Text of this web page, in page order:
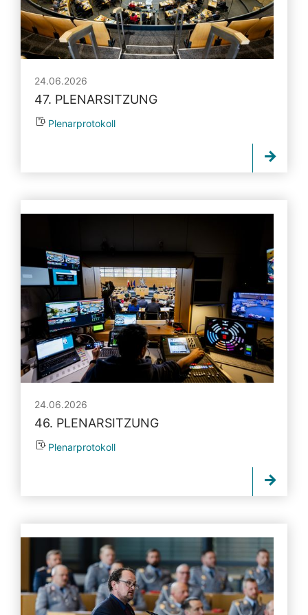
24.06.2026
47. PLENARSITZUNG
Plenarprotokoll
24.06.2026
46. PLENARSITZUNG
Plenarprotokoll